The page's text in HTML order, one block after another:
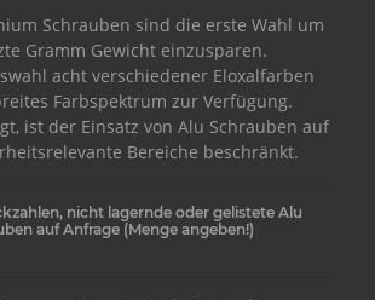
Schrauben sind die erste Wahl um
Gramm Gewicht einzusparen.
acht verschiedener Eloxalfarben
Farbspektrum zur Verfügung.
ist der Einsatz von Alu Schrauben auf
Bereiche beschränkt.
nicht lagernde oder gelistete Alu
auf Anfrage (Menge angeben!)